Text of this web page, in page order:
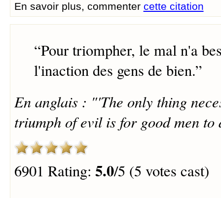
En savoir plus, commenter cette citation
“Pour triompher, le mal n'a
l'inaction des gens de bien.”
En anglais : "'The only thing
triumph of evil is for good men to
6901 Rating: 5.0/5 (5 votes cast)